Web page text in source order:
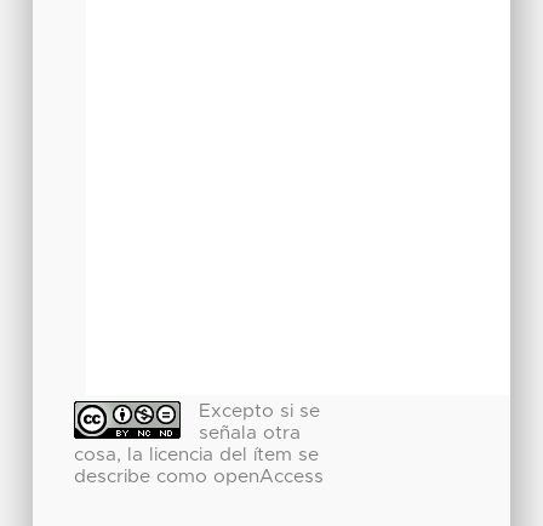
Excepto si se
señala otra
cosa, la licencia del ítem se
describe como openAccess